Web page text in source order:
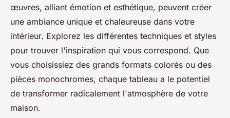
Constance•28 février 2025•4 min de lecture
œuvres, alliant émotion et esthétique, peuvent créer
une ambiance unique et chaleureuse dans votre
intérieur. Explorez les différentes techniques et styles
pour trouver l'inspiration qui vous correspond. Que
vous choisissiez des grands formats colorés ou des
pièces monochromes, chaque tableau a le potentiel
de transformer radicalement l'atmosphère de votre
maison.